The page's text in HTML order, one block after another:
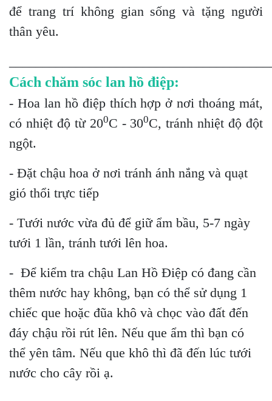
để trang trí không gian sống và tặng người
thân yêu.
Cách chăm sóc lan hồ điệp:
- Hoa lan hồ điệp thích hợp ở nơi thoáng mát,
có nhiệt độ từ 200C - 300C, tránh nhiệt độ đột
ngột.
- Đặt chậu hoa ở nơi tránh ánh nắng và quạt
gió thổi trực tiếp
- Tưới nước vừa đủ để giữ ẩm bầu, 5-7 ngày
tưới 1 lần, tránh tưới lên hoa.
- Để kiểm tra chậu Lan Hồ Điệp có đang cần
thêm nước hay không, bạn có thể sử dụng 1
chiếc que hoặc đũa khô và chọc vào đất đến
đáy chậu rồi rút lên. Nếu que ẩm thì bạn có
thể yên tâm. Nếu que khô thì đã đến lúc tưới
nước cho cây rồi ạ.